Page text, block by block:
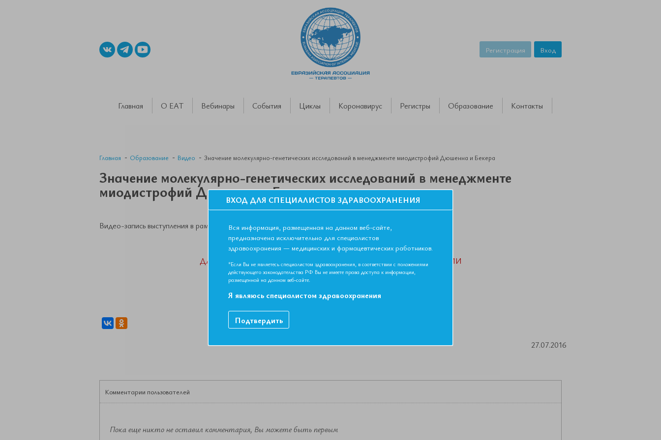
Регистрация Вход
Главная О ЕАТ Вебинары События Циклы Коронавирус Регистры Образование Контакты
Главная Образование Видео Значение молекулярно-генетических исследований в менеджменте миодистрофий Дюшенна и Бекера
Значение молекулярно-генетических исследований в менеджменте
миодистрофий Дюшенна и Бекера
Видео-запись выступления в рамках II Съезда Евразийской Ассоциации Терапевтов в г. Ереван.
ДАННЫЙ МАТЕРИАЛ ДОСТУПЕН ТОЛЬКО ЧЛЕНАМ АССОЦИАЦИИ
Если вы являетесь членом ЕАТ, пожалуйста,авторизируйтесь
Как вступить в Ассоциацию
27.07.2016
Комментарии пользователей
Пока еще никто не оставил комментария, Вы можете быть первым
ВХОД ДЛЯ СПЕЦИАЛИСТОВ ЗДРАВООХРАНЕНИЯ
Вся информация, размещенная на данном веб-сайте,
предназначена исключительно для специалистов
здравоохранения — медицинских и фармацевтических работников.
*Если Вы не являетесь специалистом здравоохранения, в соответствии с положениями
действующего законодательства РФ Вы не имеете права доступа к информации,
размещенной на данном веб-сайте.
Я являюсь специалистом здравоохранения
Подтвердить